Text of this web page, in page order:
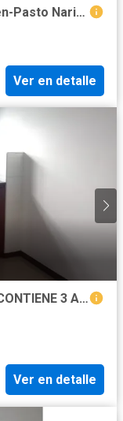
Se vende Apartamento en Jerusalen-Pasto Nariño
Ver en detalle
VENTA APARTAMENTO 4TO NIVEL CONTIENE 3 APARTAESTUDIOS
Ver en detalle